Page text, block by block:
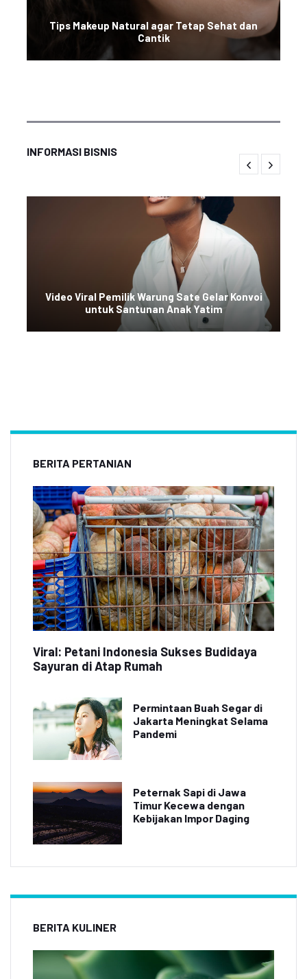
Tips Makeup Natural agar Tetap Sehat dan
Cantik
INFORMASI BISNIS
Video Viral Pemilik Warung Sate Gelar Konvoi
untuk Santunan Anak Yatim
BERITA PERTANIAN
Viral: Petani Indonesia Sukses Budidaya
Sayuran di Atap Rumah
Permintaan Buah Segar di
Jakarta Meningkat Selama
Pandemi
Peternak Sapi di Jawa
Timur Kecewa dengan
Kebijakan Impor Daging
BERITA KULINER